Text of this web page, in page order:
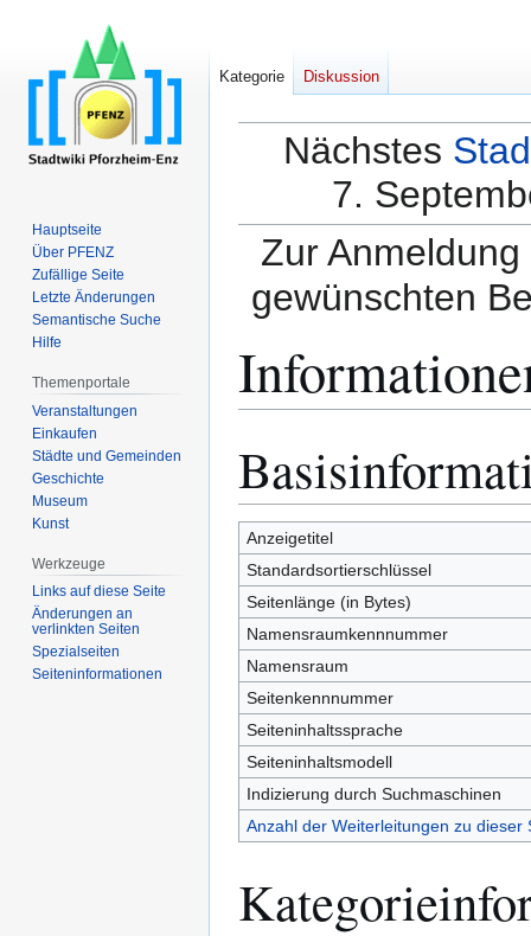
Nächstes
7.
Zur
gewünschten
Navigation
Suche
Anzeigetitel
Standardsortierschlüssel
Seitenlänge (in Bytes)
Namensraumkennnummer
Namensraum
Seitenkennnummer
Seiteninhaltssprache
Seiteninhaltsmodell
Indizierung durch Suchmaschinen
Anzahl der Weiterleitungen zu dieser
Kategorie Diskussion
Hauptseite
Über PFENZ
Zufällige Seite
Letzte Änderungen
Semantische Suche
Hilfe
Themenportale
Veranstaltungen
Einkaufen
Städte und Gemeinden
Geschichte
Museum
Kunst
Werkzeuge
Links auf diese Seite
Änderungen an
verlinkten Seiten
Spezialseiten
Seiten­­informationen